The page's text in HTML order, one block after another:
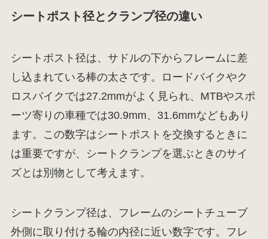
シートポスト径とクランプ径の違い
シートポスト径は、サドルの下からフレームに差
し込まれている棒の太さです。ロードバイクやク
ロスバイクでは27.2mmがよく見られ、MTBやスポ
ーツ寄りの車種では30.9mm、31.6mmなどもあり
ます。この数字はシートポストを交換するときに
は重要ですが、シートクランプを選ぶときのサイ
ズとは別物として考えます。
シートクランプ径は、フレームのシートチューブ
外側に取り付ける輪の内径に近い数字です。フレ